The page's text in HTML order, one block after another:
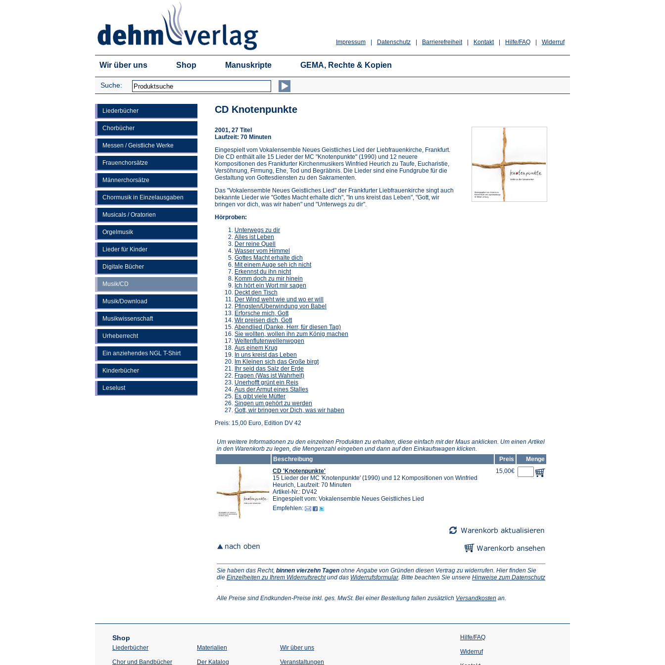
Widerruf
Hilfe/FAQ
Kontakt
Barrierefreiheit
Datenschutz
Impressum
Wir über uns Shop Manuskripte GEMA, Rechte & Kopien
Suche:
Liederbücher
Chorbücher
Messen / Geistliche Werke
Frauenchorsätze
Männerchorsätze
Chormusik in Einzelausgaben
Musicals / Oratorien
Orgelmusik
Lieder für Kinder
Digitale Bücher
Musik/CD
Musik/Download
Musikwissenschaft
Urheberrecht
Ein anziehendes NGL T-Shirt
Kinderbücher
Leselust
CD Knotenpunkte
2001, 27 Titel
Laufzeit: 70 Minuten
Eingespielt vom Vokalensemble Neues Geistliches Lied der Liebfrauenkirche, Frankfurt.
Die CD enthält alle 15 Lieder der MC "Knotenpunkte" (1990) und 12 neuere
Kompositionen des Frankfurter Kirchenmusikers Winfried Heurich zu Taufe, Eucharistie,
Versöhnung, Firmung, Ehe, Tod und Begräbnis. Die Lieder sind eine Fundgrube für die
Gestaltung von Gottesdiensten zu den Sakramenten.
Das "Vokalensemble Neues Geistliches Lied" der Frankfurter Liebfrauenkirche singt auch
bekannte Lieder wie "Gottes Macht erhalte dich", "In uns kreist das Leben", "Gott, wir
bringen vor dich, was wir haben" und "Unterwegs zu dir".
Hörproben:
Unterwegs zu dir
Alles ist Leben
Der reine Quell
Wasser vom Himmel
Gottes Macht erhalte dich
Mit einem Auge seh ich nicht
Erkennst du ihn nicht
Komm doch zu mir hinein
Ich hört ein Wort mir sagen
Deckt den Tisch
Der Wind weht wie und wo er will
Pfingsten/Überwindung von Babel
Erforsche mich, Gott
Wir preisen dich, Gott
Abendlied (Danke, Herr, für diesen Tag)
Sie wollten, wollen ihn zum König machen
Weltenflutenwellenwogen
Aus einem Krug
In uns kreist das Leben
Im Kleinen sich das Große birgt
Ihr seid das Salz der Erde
Fragen (Was ist Wahrheit)
Unerhofft grünt ein Reis
Aus der Armut eines Stalles
Es gibt viele Mütter
Singen um gehört zu werden
Gott, wir bringen vor Dich, was wir haben
Preis: 15,00 Euro, Edition DV 42
Um weitere Informationen zu den einzelnen Produkten zu erhalten, diese einfach mit der Maus anklicken. Um einen Artikel
in den Warenkorb zu legen, die Mengenzahl eingeben und dann auf den Einkaufswagen klicken.
Beschreibung
Preis
Menge
CD 'Knotenpunkte'
15 Lieder der MC 'Knotenpunkte' (1990) und 12 Kompositionen von Winfried
Heurich, Laufzeit: 70 Minuten
Artikel-Nr.: DV42
Eingespielt vom: Vokalensemble Neues Geistliches Lied
Empfehlen:
15,00€
Sie haben das Recht, binnen vierzehn Tagen ohne Angabe von Gründen diesen Vertrag zu widerrufen. Hier finden Sie
die Einzelheiten zu Ihrem Widerrufsrecht(Öffnet
neuen
und das Widerrufsformular(Öffnet
neuen
. Bitte beachten Sie unsere Hinweise zum Datenschutz
einem
.
Alle Preise sind Endkunden-Preise inkl. ges. MwSt. Bei einer Bestellung fallen zusätzlich Versandkosten (Öffnet
Tab)
an.
Shop
Liederbücher
Chor und Bandbücher
Materialien
Der Katalog
Wir über uns
Veranstaltungen
Hilfe/FAQ
Widerruf